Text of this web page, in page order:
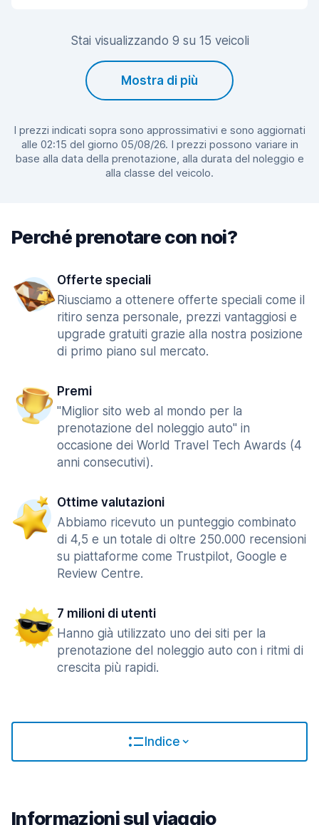
Stai visualizzando 9 su 15 veicoli
Mostra di più
I prezzi indicati sopra sono approssimativi e sono aggiornati
alle 02:15 del giorno 05/08/26. I prezzi possono variare in
base alla data della prenotazione, alla durata del noleggio e
alla classe del veicolo.
Perché prenotare con noi?
Offerte speciali
Riusciamo a ottenere offerte speciali come il
ritiro senza personale, prezzi vantaggiosi e
upgrade gratuiti grazie alla nostra posizione
di primo piano sul mercato.
Premi
"Miglior sito web al mondo per la
prenotazione del noleggio auto" in
occasione dei World Travel Tech Awards (4
anni consecutivi).
Ottime valutazioni
Abbiamo ricevuto un punteggio combinato
di 4,5 e un totale di oltre 250.000 recensioni
su piattaforme come Trustpilot, Google e
Review Centre.
7 milioni di utenti
Hanno già utilizzato uno dei siti per la
prenotazione del noleggio auto con i ritmi di
crescita più rapidi.
Indice
Informazioni sul viaggio